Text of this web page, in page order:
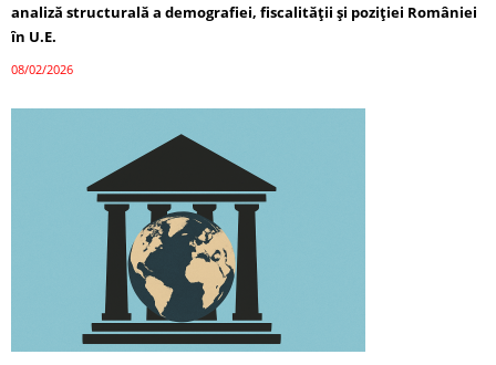
analiză structurală a demografiei, fiscalității și poziției României
în U.E.
08/02/2026